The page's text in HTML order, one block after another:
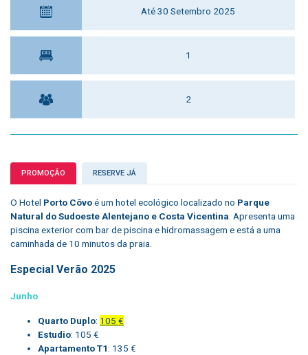
Até 30 Setembro 2025
1
2
PROMOÇÃO RESERVE JÁ
O Hotel Porto Côvoé um hotel ecológico localizado no Parque
Natural do Sudoeste Alentejano e Costa Vicentina. Apresenta uma
piscina exterior com bar de piscina e hidromassagem e está a uma
caminhada de 10 minutos da praia.
Especial Verão 2025
Junho
Quarto Duplo: 105 €
Estudio: 105 €
Apartamento T1: 135 €